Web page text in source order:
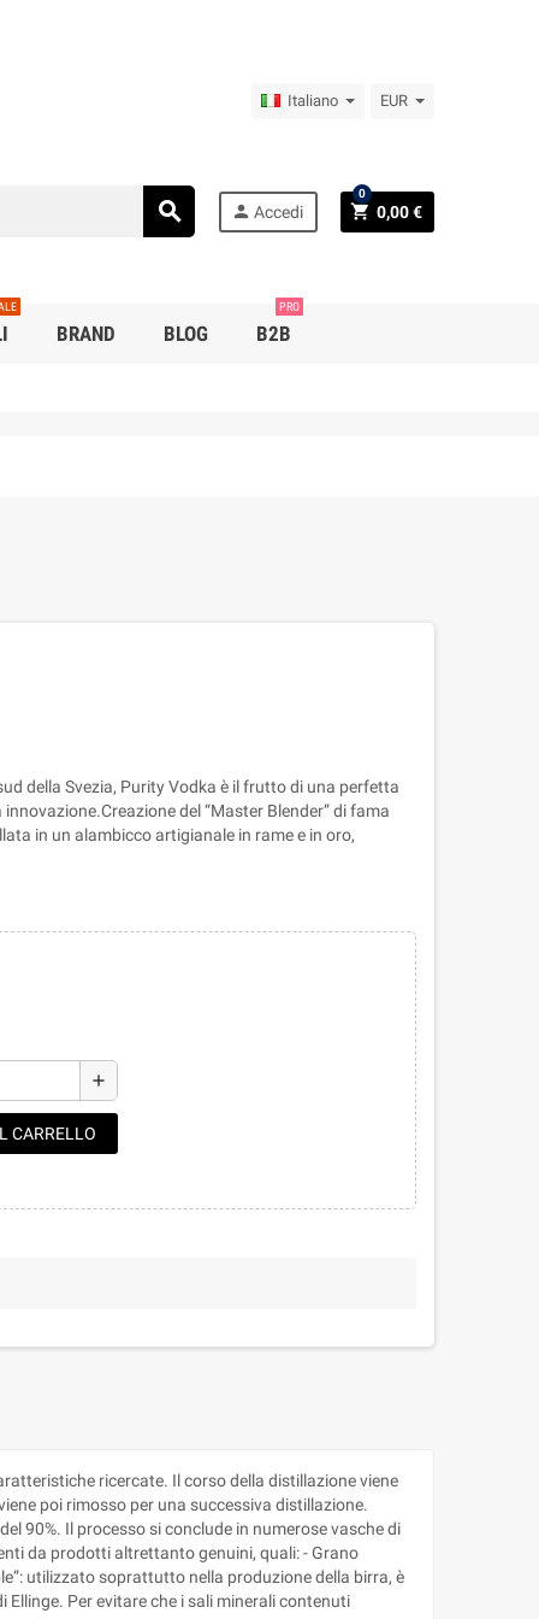
Italiano EUR
search person Accedi shopping_cart 0,00 €
0
BRAND BLOG B2B
PRO
della Svezia, Purity Vodka è il frutto di una perfetta
del “Master Blender” di fama
in un alambicco artigianale in rame e in oro,
add
CARRELLO
ricercate. Il corso della distillazione viene
poi rimosso per una successiva distillazione.
90%. Il processo si conclude in numerose vasche di
da prodotti altrettanto genuini, quali: - Grano
utilizzato soprattutto nella produzione della birra, è
Per evitare che i sali minerali contenuti